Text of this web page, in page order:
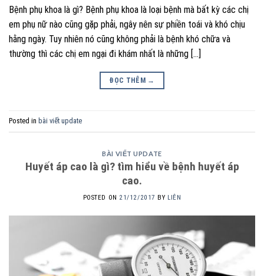
Bệnh phụ khoa là gì? Bệnh phụ khoa là loại bệnh mà bất kỳ các chị
em phụ nữ nào cũng gặp phải, ngây nên sự phiền toái và khó chịu
hằng ngày. Tuy nhiên nó cũng không phải là bệnh khó chữa và
thường thì các chị em ngại đi khám nhất là những […]
ĐỌC THÊM →
Posted in bài viết update
BÀI VIẾT UPDATE
Huyết áp cao là gì? tìm hiểu về bệnh huyết áp
cao.
POSTED ON 21/12/2017 BY LIÊN